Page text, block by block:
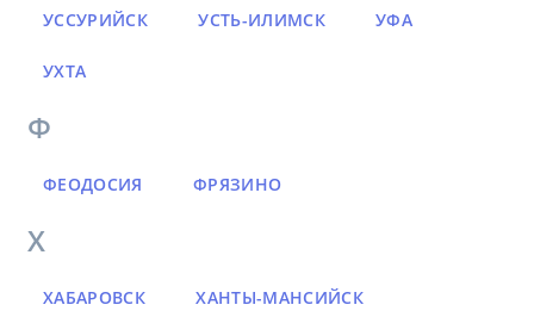
УССУРИЙСК УСТЬ-ИЛИМСК УФА
УХТА
Ф
ФЕОДОСИЯ ФРЯЗИНО
Х
ХАБАРОВСК ХАНТЫ-МАНСИЙСК